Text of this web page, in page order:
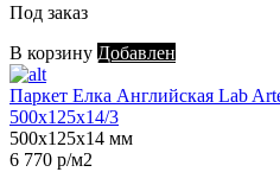
Под заказ
В корзину Добавлен
Паркет Елка Английская Lab
500х125х14/3
500х125х14 мм
6 770 р/м2